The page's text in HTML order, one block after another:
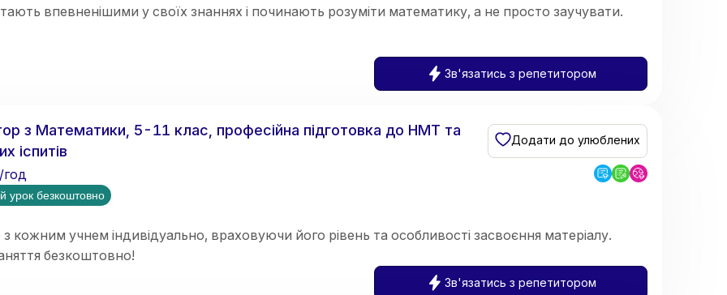
впевненішими у своїх знаннях і починають розуміти математику, а не просто заучувати.
Зв'язатись з репетитором
з Математики, 5-11 клас, професійна підготовка до НМТ та
іспитів
Додати до улюблених
год
урок безкоштовно
кожним учнем індивідуально, враховуючи його рівень та особливості засвоєння матеріалу.
безкоштовно!
Зв'язатись з репетитором